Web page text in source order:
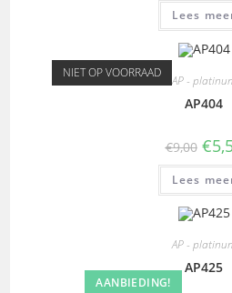
Lees
NIET OP VOORRAAD AP -
AP404
€9,00 €
Lees
AANBIEDING!
AP -
AP425